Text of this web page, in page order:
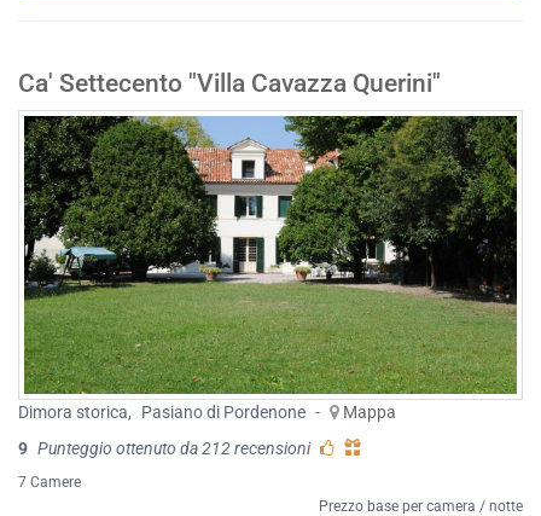
Ca' Settecento "Villa Cavazza Querini"
Dimora storica, Pasiano di Pordenone -
Mappa
9 Punteggio ottenuto da 212 recensioni
7 Camere
Prezzo base per camera / notte